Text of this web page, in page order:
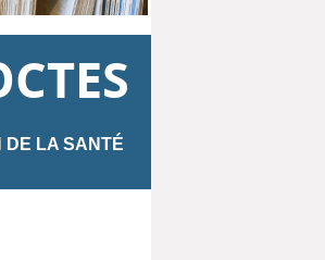
DE LA SANTÉ